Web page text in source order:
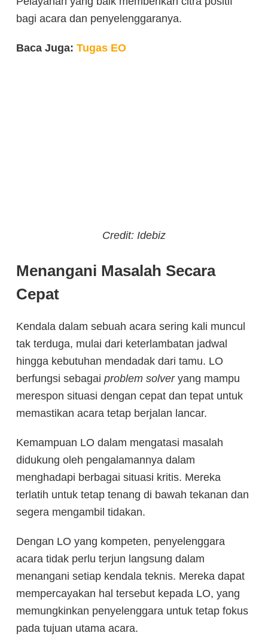
bagi acara dan penyelenggaranya.
Baca Juga: Tugas EO
Credit: Idebiz
Menangani Masalah Secara
Cepat
Kendala dalam sebuah acara sering kali muncul
tak terduga, mulai dari keterlambatan jadwal
hingga kebutuhan mendadak dari tamu. LO
berfungsi sebagai problem solveryang mampu
merespon situasi dengan cepat dan tepat untuk
memastikan acara tetap berjalan lancar.
Kemampuan LO dalam mengatasi masalah
didukung oleh pengalamannya dalam
menghadapi berbagai situasi kritis. Mereka
terlatih untuk tetap tenang di bawah tekanan dan
segera mengambil tidakan.
Dengan LO yang kompeten, penyelenggara
acara tidak perlu terjun langsung dalam
menangani setiap kendala teknis. Mereka dapat
mempercayakan hal tersebut kepada LO, yang
memungkinkan penyelenggara untuk tetap fokus
pada tujuan utama acara.